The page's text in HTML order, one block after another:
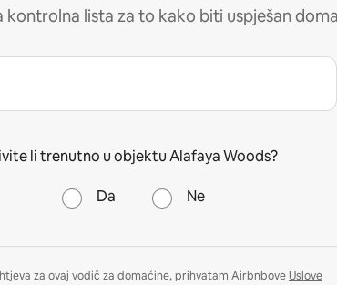
kontrolna lista za to kako biti uspješan
li trenutno u objektu Alafaya Woods?
Da Ne
za ovaj vodič za domaćine, prihvatam AirbnboveUslove